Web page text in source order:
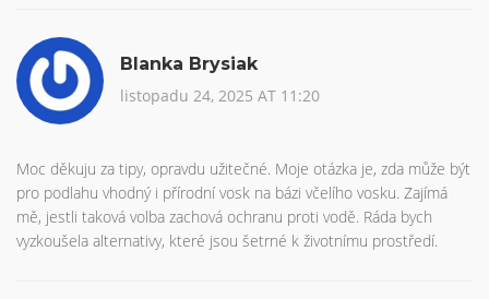
Blanka Brysiak
listopadu 24, 2025 AT 11:20
Moc děkuju za tipy, opravdu užitečné. Moje otázka je, zda může být
pro podlahu vhodný i přírodní vosk na bázi včelího vosku. Zajímá
mě, jestli taková volba zachová ochranu proti vodě. Ráda bych
vyzkoušela alternativy, které jsou šetrné k životnímu prostředí.